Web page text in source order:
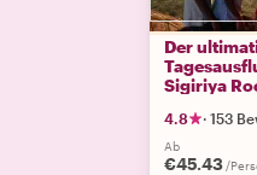
Der
Sigiriya
4.8 · 153
Ab
€45.43 /